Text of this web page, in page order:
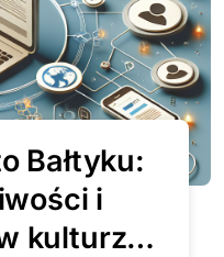
Bałtyku:
i
kulturze